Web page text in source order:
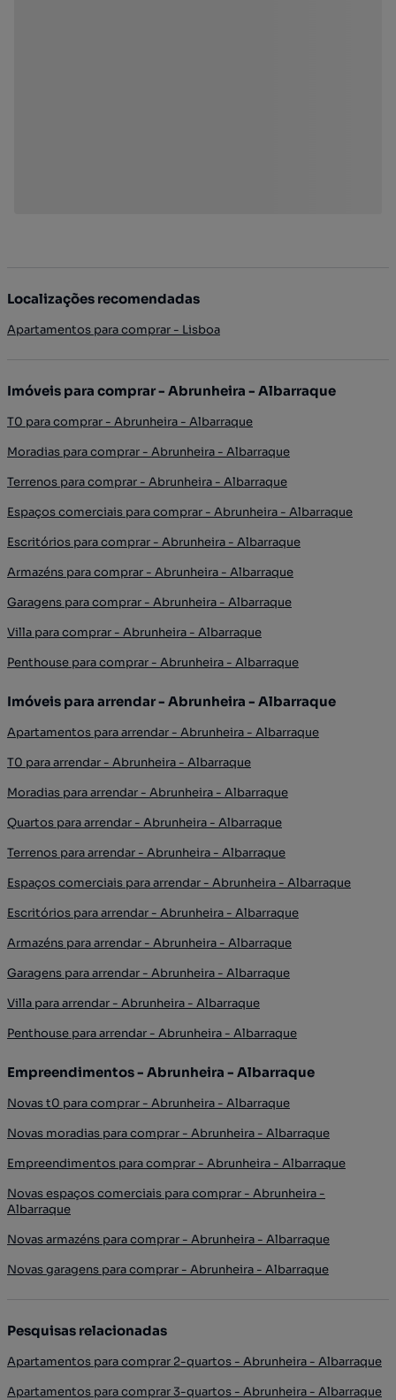
Localizações recomendadas
Apartamentos para comprar - Lisboa
Imóveis para comprar - Abrunheira - Albarraque
T0 para comprar - Abrunheira - Albarraque
Moradias para comprar - Abrunheira - Albarraque
Terrenos para comprar - Abrunheira - Albarraque
Espaços comerciais para comprar - Abrunheira - Albarraque
Escritórios para comprar - Abrunheira - Albarraque
Armazéns para comprar - Abrunheira - Albarraque
Garagens para comprar - Abrunheira - Albarraque
Villa para comprar - Abrunheira - Albarraque
Penthouse para comprar - Abrunheira - Albarraque
Imóveis para arrendar - Abrunheira - Albarraque
Apartamentos para arrendar - Abrunheira - Albarraque
T0 para arrendar - Abrunheira - Albarraque
Moradias para arrendar - Abrunheira - Albarraque
Quartos para arrendar - Abrunheira - Albarraque
Terrenos para arrendar - Abrunheira - Albarraque
Espaços comerciais para arrendar - Abrunheira - Albarraque
Escritórios para arrendar - Abrunheira - Albarraque
Armazéns para arrendar - Abrunheira - Albarraque
Garagens para arrendar - Abrunheira - Albarraque
Villa para arrendar - Abrunheira - Albarraque
Penthouse para arrendar - Abrunheira - Albarraque
Empreendimentos - Abrunheira - Albarraque
Novas t0 para comprar - Abrunheira - Albarraque
Novas moradias para comprar - Abrunheira - Albarraque
Empreendimentos para comprar - Abrunheira - Albarraque
Novas espaços comerciais para comprar - Abrunheira -
Albarraque
Novas armazéns para comprar - Abrunheira - Albarraque
Novas garagens para comprar - Abrunheira - Albarraque
Pesquisas relacionadas
Apartamentos para comprar 2-quartos - Abrunheira - Albarraque
Apartamentos para comprar 3-quartos - Abrunheira - Albarraque